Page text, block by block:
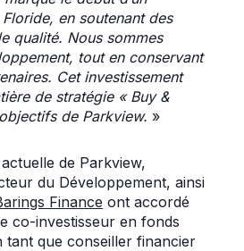
en soutenant des
qualité. Nous sommes
tout en conservant
Cet investissement
de stratégie « Buy &
de Parkview. »
de Parkview,
du Développement, ainsi
Finance ont accordé
co-investisseur en fonds
tant que conseiller financier